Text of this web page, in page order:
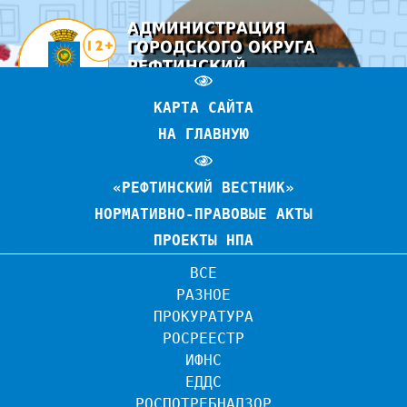
АДМИНИСТРАЦИЯ
ГОРОДСКОГО ОКРУГА
РЕФТИНСКИЙ
ОФИЦИАЛЬНЫЙ САЙТ
КАРТА САЙТА
НА ГЛАВНУЮ
«РЕФТИНСКИЙ ВЕСТНИК»
НОРМАТИВНО-ПРАВОВЫЕ АКТЫ
ПРОЕКТЫ НПА
ВСЕ
РАЗНОЕ
ПРОКУРАТУРА
РОСРЕЕСТР
ИФНС
ЕДДС